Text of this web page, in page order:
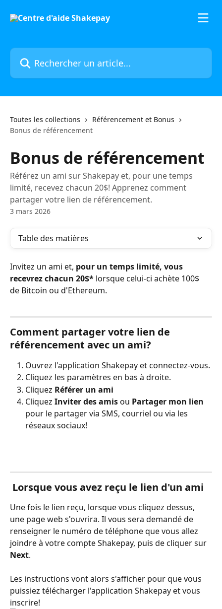
Rechercher un article...
Toutes les collections
Référencement et Bonus
Bonus de référencement
Bonus de référencement
Référez un ami sur Shakepay et, pour une temps
limité, recevez chacun 20$! Apprenez comment
partager votre lien de référencement.
3 mars 2026
Table des matières
Invitez un ami et, pour un temps limité, vous
recevrez chacun 20$* lorsque celui-ci achète 100$
de Bitcoin ou d'Ethereum.
Comment partager votre lien de
référencement avec un ami?
Ouvrez l'application Shakepay et connectez-vous.
Cliquez les paramètres en bas à droite.
Cliquez Référer un ami
Cliquez Inviter des amis ou Partager mon lien
pour le partager via SMS, courriel ou via les
réseaux sociaux!
Lorsque vous avez reçu le lien d'un ami
Une fois le lien reçu, lorsque vous cliquez dessus,
une page web s'ouvrira. Il vous sera demandé de
renseigner le numéro de téléphone que vous allez
joindre à votre compte Shakepay, puis de cliquer sur
Next.
Les instructions vont alors s'afficher pour que vous
puissiez télécharger l'application Shakepay et vous
inscrire!